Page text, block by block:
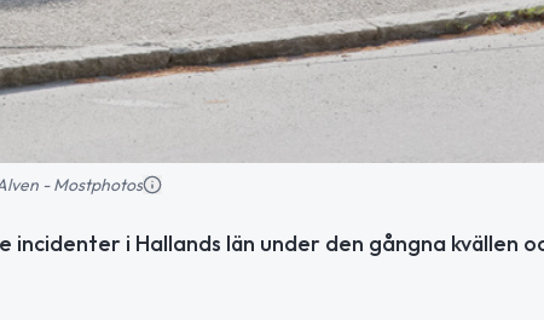
- Mostphotos
i Hallands län under den gångna kvällen